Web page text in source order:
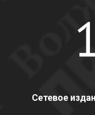
Сетевое